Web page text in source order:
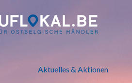
- Bei lokalen
Aktuelles & Aktionen